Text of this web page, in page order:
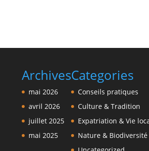
Archives
mai 2026
avril 2026
juillet 2025
mai 2025
Categories
Conseils pratiques
Culture & Tradition
Expatriation & Vie
Nature & Biodiversité